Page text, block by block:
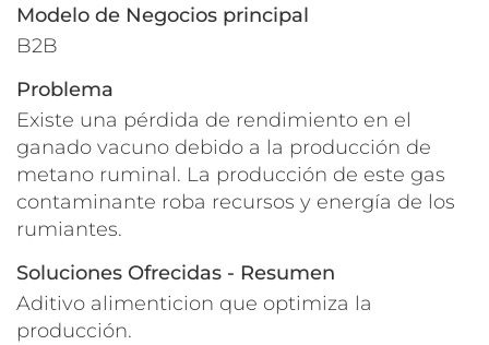
Modelo de Negocios principal
B2B
Problema
Existe una pérdida de rendimiento en el
ganado vacuno debido a la producción de
metano ruminal. La producción de este gas
contaminante roba recursos y energía de los
rumiantes.
Soluciones Ofrecidas - Resumen
Aditivo alimenticion que optimiza la
producción.